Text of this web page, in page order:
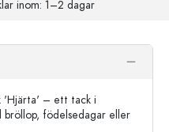
inom: 1–2 dagar
'Hjärta' – ett tack i
bröllop, födelsedagar eller